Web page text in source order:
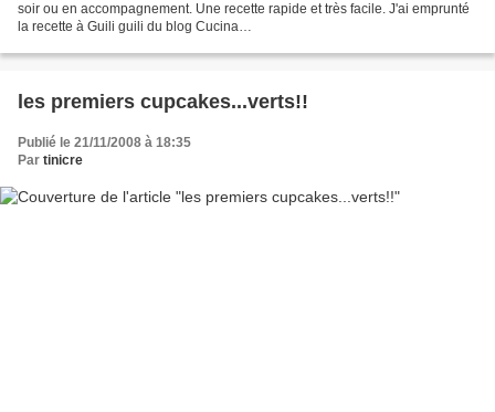
soir ou en accompagnement. Une recette rapide et très facile. J'ai emprunté
la recette à Guili guili du blog Cucina
les premiers cupcakes...verts!!
Publié le 21/11/2008 à 18:35
Par tinicre